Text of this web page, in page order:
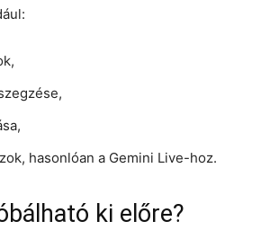
hasonlóan a Gemini Live-hoz.
ki előre?